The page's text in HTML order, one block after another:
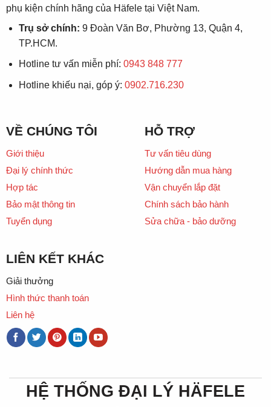
phụ kiện chính hãng của Häfele tại Việt Nam.
Trụ sở chính: 9 Đoàn Văn Bơ, Phường 13, Quận 4,
TP.HCM.
Hotline tư vấn miễn phí: 0943 848 777
Hotline khiếu nại, góp ý: 0902.716.230
VỀ CHÚNG TÔI
Giới thiệu
Đại lý chính thức
Hợp tác
Bảo mật thông tin
Tuyển dụng
HỖ TRỢ
Tư vấn tiêu dùng
Hướng dẫn mua hàng
Vận chuyển lắp đặt
Chính sách bảo hành
Sửa chữa - bảo dưỡng
LIÊN KẾT KHÁC
Giải thưởng
Hình thức thanh toán
Liên hệ
HỆ THỐNG ĐẠI LÝ HÄFELE